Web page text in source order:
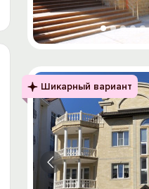
Шикарный вариант